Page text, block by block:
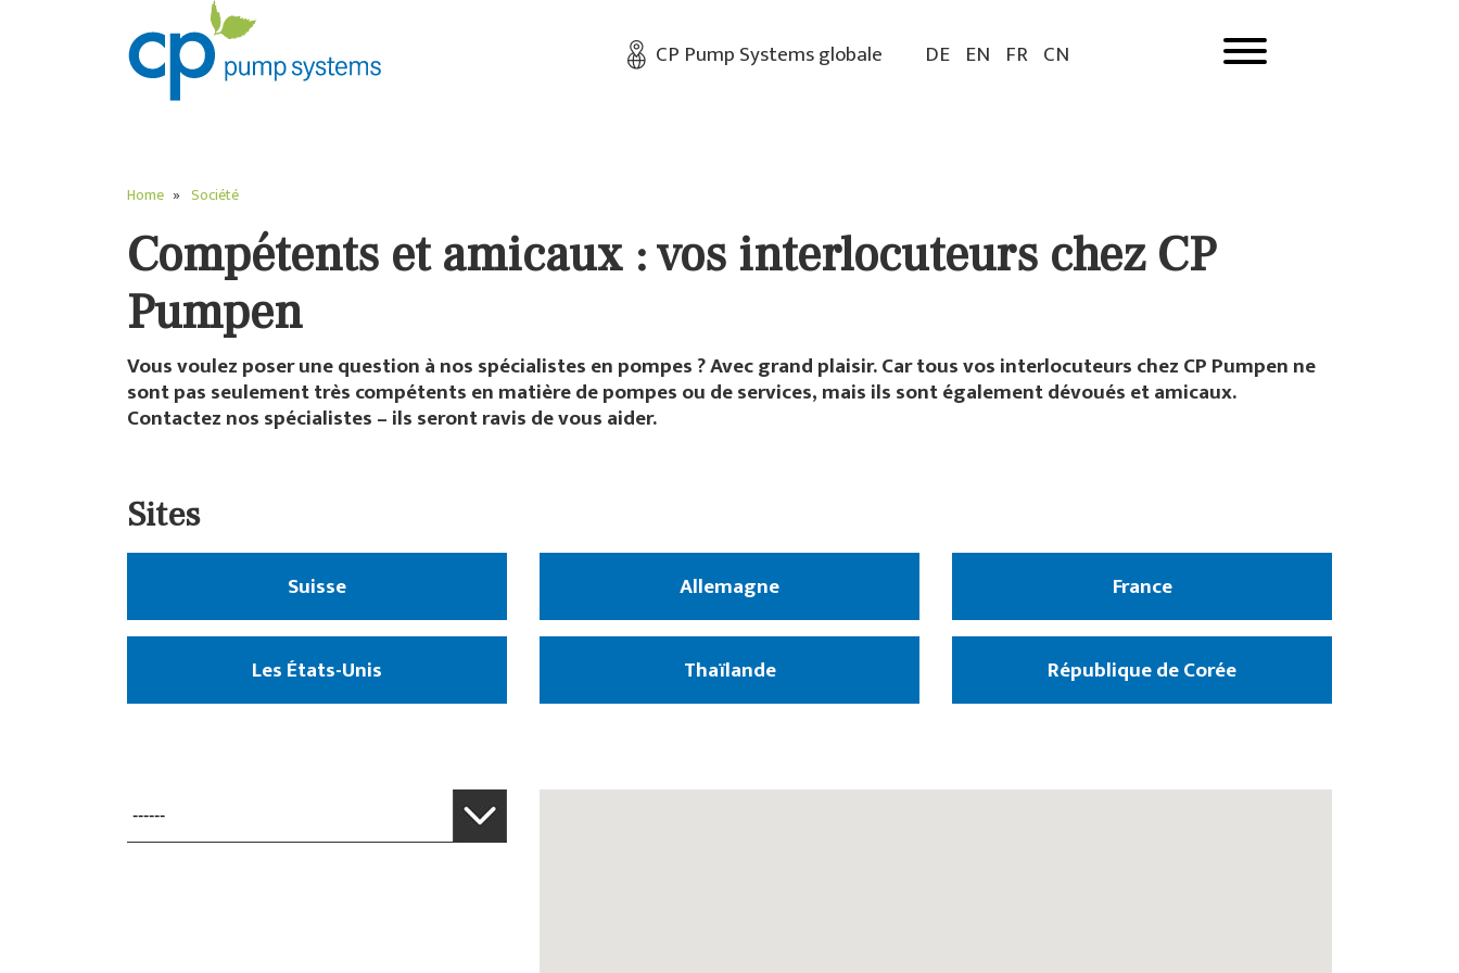
CP Pump Systems globale DE EN FR CN
Home Société
Compétents et amicaux : vos interlocuteurs chez CP
Pumpen
Vous voulez poser une question à nos spécialistes en pompes ? Avec grand plaisir. Car tous vos interlocuteurs chez CP Pumpen ne
sont pas seulement très compétents en matière de pompes ou de services, mais ils sont également dévoués et amicaux.
Contactez nos spécialistes – ils seront ravis de vous aider.
Sites
Suisse Allemagne France
Les États-Unis Thaïlande République de Corée